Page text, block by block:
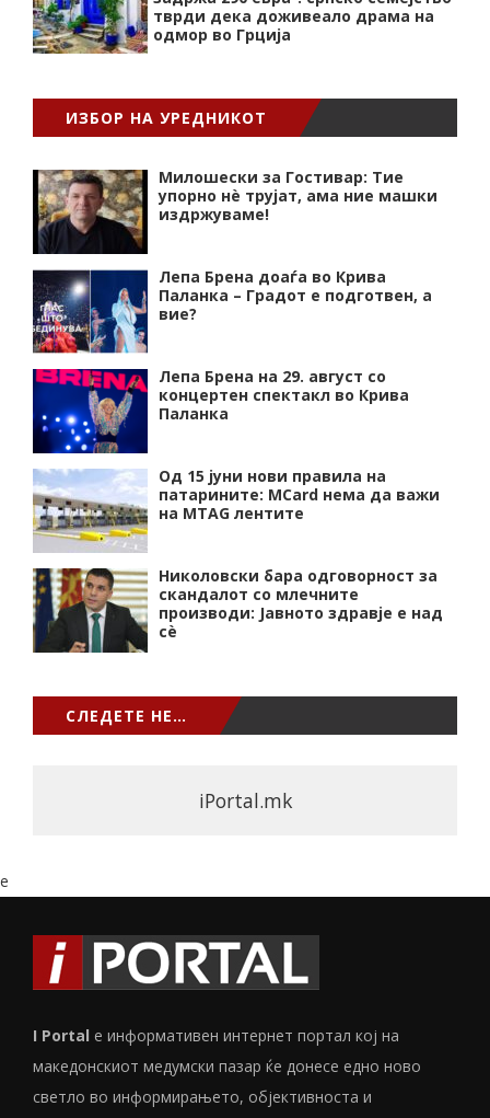
тврди дека доживеало драма на
одмор во Грција
ИЗБОР НА УРЕДНИКОТ
Милошески за Гостивар: Тие
упорно нѐ трујат, ама ние машки
издржуваме!
Лепа Брена доаѓа во Крива
Паланка – Градот е подготвен, а
вие?
Лепа Брена на 29. август со
концертен спектакл во Крива
Паланка
Од 15 јуни нови правила на
патарините: MCard нема да важи
на MTAG лентите
Николовски бара одговорност за
скандалот со млечните
производи: Јавното здравје е над
сѐ
СЛЕДЕТЕ НЕ…
iPortal.mk
e
I Portal е информативен интернет портал кој на
македонскиот медумски пазар ќе донесе едно ново
светло во информирањето, објективноста и